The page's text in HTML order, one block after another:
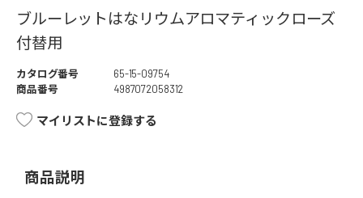
ブルーレットはなリウムアロマティックローズ
付替用
カタログ番号
65-15-09754
商品番号
4987072058312
マイリストに登録する
商品説明